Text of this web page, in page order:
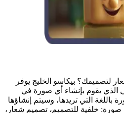
لتصميمك؟ بيكاسو الخليج يوفر
الذي يقوم بإنشاء أي صورة في
التي تريدها، وسيتم إنشاؤها
خلفية للتصميم، تصميم شعار،